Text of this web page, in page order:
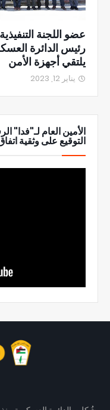
عضو اللجنة
رئيس الدائرة
يلتقي أجهزة الأمن
يناير 12, 2023
الأمين العام لـ"فدا"
التوقيع على وثقية